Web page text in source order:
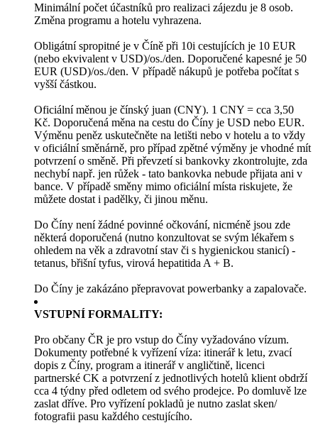
Minimální počet účastníků pro realizaci zájezdu je 8 osob.
Změna programu a hotelu vyhrazena.
Obligátní spropitné je v Číně při 10i cestujících je 10 EUR
(nebo ekvivalent v USD)/os./den. Doporučené kapesné je 50
EUR (USD)/os./den. V případě nákupů je potřeba počítat s
vyšší částkou.
Oficiální měnou je čínský juan (CNY). 1 CNY = cca 3,50
Kč. Doporučená měna na cestu do Číny je USD nebo EUR.
Výměnu peněz uskutečněte na letišti nebo v hotelu a to vždy
v oficiální směnárně, pro případ zpětné výměny je vhodné mít
potvrzení o směně. Při převzetí si bankovky zkontrolujte, zda
nechybí např. jen růžek - tato bankovka nebude přijata ani v
bance. V případě směny mimo oficiální místa riskujete, že
můžete dostat i padělky, či jinou měnu.
Do Číny není žádné povinné očkování, nicméně jsou zde
některá doporučená (nutno konzultovat se svým lékařem s
ohledem na věk a zdravotní stav či s hygienickou stanicí) -
tetanus, břišní tyfus, virová hepatitida A + B.
Do Číny je zakázáno přepravovat powerbanky a zapalovače.
VSTUPNÍ FORMALITY:
Pro občany ČR je pro vstup do Číny vyžadováno vízum.
Dokumenty potřebné k vyřízení víza: itinerář k letu, zvací
dopis z Číny, program a itinerář v angličtině, licenci
partnerské CK a potvrzení z jednotlivých hotelů klient obdrží
cca 4 týdny před odletem od svého prodejce. Po domluvě lze
zaslat dříve. Pro vyřízení pokladů je nutno zaslat sken/
fotografii pasu každého cestujícího.